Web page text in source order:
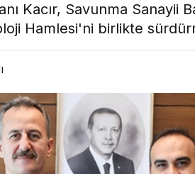
Kacır, Savunma Sanayii
Hamlesi'ni birlikte